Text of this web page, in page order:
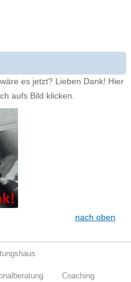
es jetzt? Lieben Dank! Hier
aufs Bild klicken.
nach oben
Coaching